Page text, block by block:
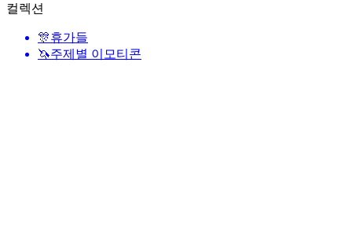
컬렉션
🎊휴가들
🦄주제별 이모티콘